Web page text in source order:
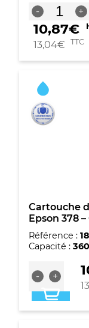
-
quantité
de
d'encre
originale
378
-
+
10,87€
13,04€ TTC
Cartouche
Epson 378 –
Référence :
Capacité :
-
quantité
de
d'encre
cyan
+